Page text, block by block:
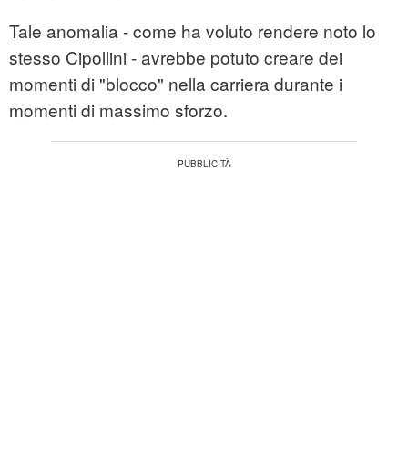
Tale anomalia - come ha voluto rendere noto lo
stesso Cipollini - avrebbe potuto creare dei
momenti di "blocco" nella carriera durante i
momenti di massimo sforzo.